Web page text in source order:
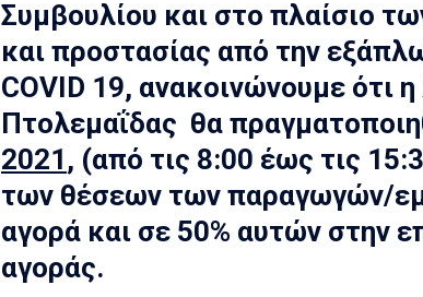
Συμβουλίου και στο πλαίσιο
και προστασίας από την
COVID 19, ανακοινώνουμε ότι
Πτολεμαΐδας θα
2021 , (από τις 8:00 έως τις
των θέσεων των παραγωγών/
αγορά και σε 50% αυτών στην
αγοράς.